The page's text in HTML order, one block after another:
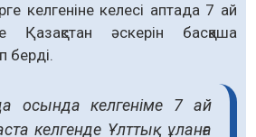
келгеніне келесі аптада 7 ай
әскерін басқаша
берді.
осында келгеніме 7 ай
келгенде Ұлттық ұланға